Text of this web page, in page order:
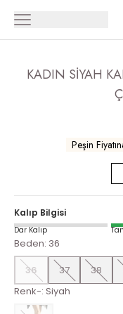
KADIN SİYAH
Peşin
Kalıp Bilgisi
Dar Kalıp
Beden: 36
36
37 38
Renk-: Siyah